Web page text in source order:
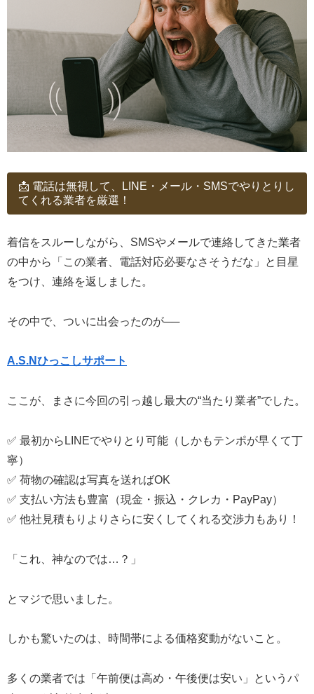
📩 電話は無視して、LINE・メール・SMSでやりとりし
てくれる業者を厳選！
着信をスルーしながら、SMSやメールで連絡してきた業者
の中から「この業者、電話対応必要なさそうだな」と目星
をつけ、連絡を返しました。
その中で、ついに出会ったのが──
A.S.Nひっこしサポート
ここが、まさに今回の引っ越し最大の“当たり業者”でした。
✅ 最初からLINEでやりとり可能（しかもテンポが早くて丁
寧）
✅ 荷物の確認は写真を送ればOK
✅ 支払い方法も豊富（現金・振込・クレカ・PayPay）
✅ 他社見積もりよりさらに安くしてくれる交渉力もあり！
「これ、神なのでは…？」
とマジで思いました。
しかも驚いたのは、時間帯による価格変動がないこと。
多くの業者では「午前便は高め・午後便は安い」というパ